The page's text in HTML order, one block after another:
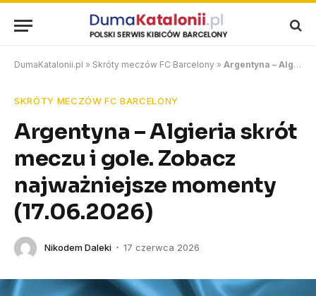
DumaKatalonii.pl » Skróty meczów FC Barcelony » Argentyna – Algieria skrót meczu i gole. Zobacz najważniejsze momenty (17.06.2026)
SKRÓTY MECZÓW FC BARCELONY
Argentyna – Algieria skrót
meczu i gole. Zobacz
najważniejsze momenty
(17.06.2026)
Nikodem Daleki 17 czerwca 2026